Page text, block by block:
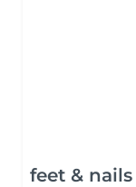
feet & nails